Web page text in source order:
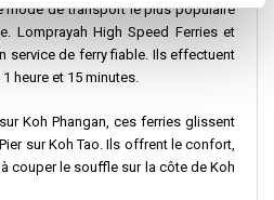
mode de transport le plus populaire
Lomprayah High Speed Ferries et
service de ferry fiable. Ils effectuent
heure et 15 minutes.
Koh Phangan, ces ferries glissent
sur Koh Tao. Ils offrent le confort,
couper le souffle sur la côte de Koh